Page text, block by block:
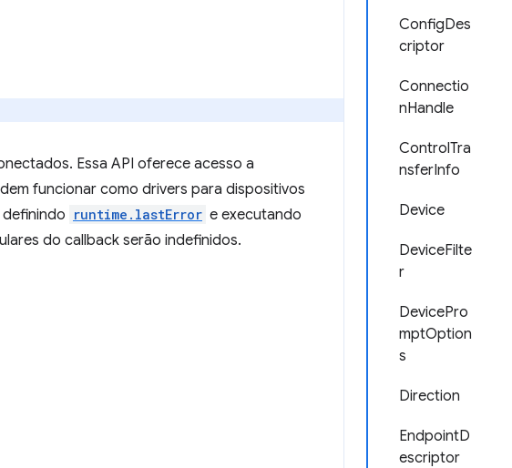
ConfigDes
criptor
Connectio
nHandle
ControlTra
nsferInfo
Device
DeviceFilte
r
DevicePro
mptOption
s
Direction
EndpointD
escriptor
Essa API oferece acesso a
funcionar como drivers para dispositivos
runtime.lastError e executando
do callback serão indefinidos.